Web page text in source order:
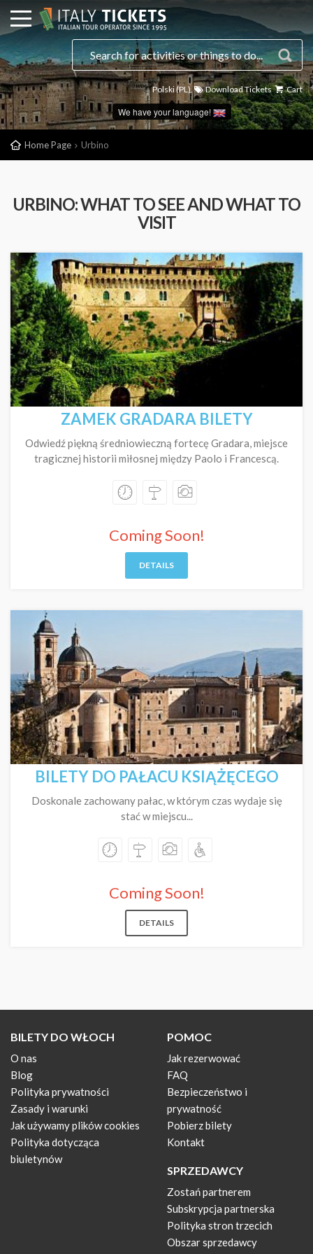
Polski (PL)
We have your language!
Download Tickets Cart
Home Page Urbino
URBINO: WHAT TO SEE AND WHAT TO
VISIT
ZAMEK GRADARA BILETY
Odwiedź piękną średniowieczną fortecę Gradara, miejsce
tragicznej historii miłosnej między Paolo i Francescą.
Coming Soon!
DETAILS
BILETY DO PAŁACU KSIĄŻĘCEGO
Doskonale zachowany pałac, w którym czas wydaje się
stać w miejscu...
Coming Soon!
DETAILS
BILETY DO WŁOCH
O nas
Blog
Polityka prywatności
Zasady i warunki
Jak używamy plików cookies
Polityka dotycząca
biuletynów
POMOC
Jak rezerwować
FAQ
Bezpieczeństwo i
prywatność
Pobierz bilety
Kontakt
SPRZEDAWCY
Zostań partnerem
Subskrypcja partnerska
Polityka stron trzecich
Obszar sprzedawcy